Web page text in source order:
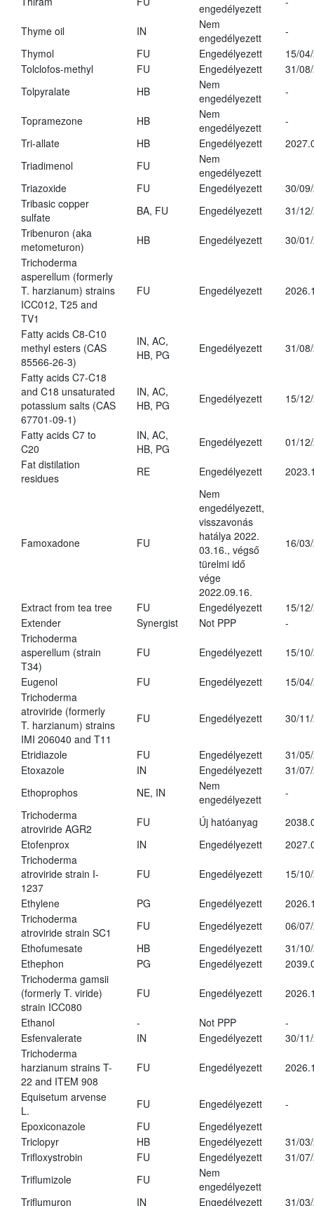
engedélyezett
Thyme oil IN
Nem
engedélyezett
-
Thymol
FU Engedélyezett
15/
Tolclofos-methyl
FU Engedélyezett
31/
Tolpyralate
HB
Nem
engedélyezett
-
Topramezone HB
Nem
engedélyezett
-
Tri-allate
HB Engedélyezett
Triadimenol
FU
Nem
engedélyezett
Triazoxide
FU Engedélyezett
30/
Tribasic copper
sulfate
BA, FU Engedélyezett
31/
Tribenuron (aka
metometuron)
HB Engedélyezett
30/
Trichoderma
asperellum (formerly
T. harzianum) strains
ICC012, T25 and
TV1
FU Engedélyezett
Fatty acids C8-C10
methyl esters (CAS
85566-26-3)
IN, AC,
HB, PG
Engedélyezett 31/
Fatty acids C7-C18
and C18 unsaturated
potassium salts (CAS
67701-09-1)
IN, AC,
HB, PG
Engedélyezett 15/
Fatty acids C7 to
C20
IN, AC,
HB, PG
Engedélyezett
01/
Fat distilation
residues
RE Engedélyezett
Famoxadone FU
Nem
engedélyezett,
visszavonás
hatálya 2022.
03.16., végső
türelmi idő
vége
2022.09.16.
16/
Extract from tea tree FU Engedélyezett
15/
Extender
Synergist Not PPP
-
Trichoderma
asperellum (strain
T34)
FU Engedélyezett 15/
Eugenol FU Engedélyezett
15/
Trichoderma
atroviride (formerly
T. harzianum) strains
IMI 206040 and T11
FU Engedélyezett 30/
Etridiazole FU Engedélyezett
31/
Etoxazole
IN Engedélyezett
31/
Ethoprophos
NE, IN
Nem
engedélyezett
-
Trichoderma
atroviride AGR2
FU Új hatóanyag
Etofenprox
IN Engedélyezett
Trichoderma
atroviride strain I-
1237
FU Engedélyezett 15/
Ethylene PG Engedélyezett
Trichoderma
atroviride strain SC1
FU Engedélyezett
06/
Ethofumesate
HB Engedélyezett
31/
Ethephon
PG Engedélyezett
Trichoderma gamsii
(formerly T. viride)
strain ICC080
FU Engedélyezett
Ethanol - Not PPP
-
Esfenvalerate
IN Engedélyezett
30/
Trichoderma
harzianum strains T-
22 and ITEM 908
FU Engedélyezett
Equisetum arvense
L.
FU Engedélyezett
-
Epoxiconazole
FU
Engedélyezett
Triclopyr
HB Engedélyezett
31/
Trifloxystrobin
FU Engedélyezett
31/
Triflumizole
FU
Nem
engedélyezett
Triflumuron
IN Engedélyezett
31/